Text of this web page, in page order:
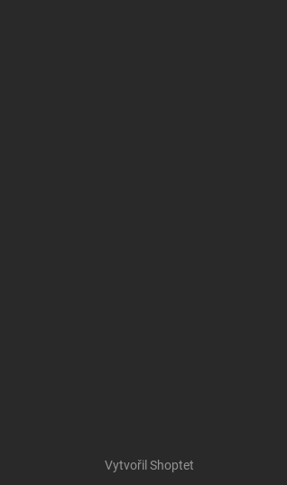
Vytvořil Shoptet